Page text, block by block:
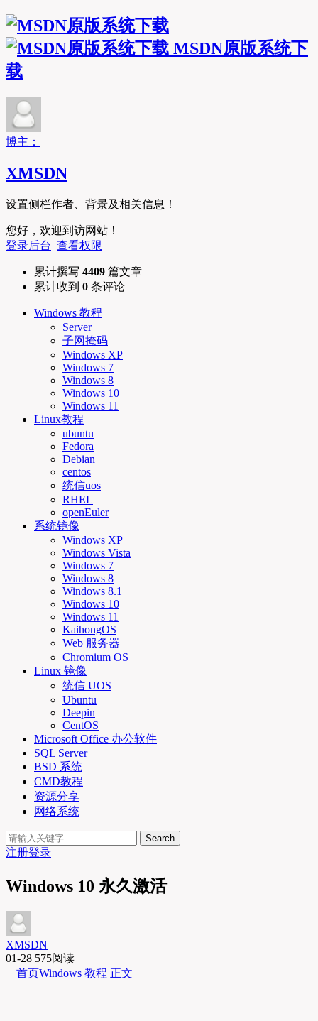
MSDN原版系统下
载
博主：
XMSDN
设置侧栏作者、背景及相关信息！
您好，欢迎到访网站！
登录后台 查看权限
累计撰写 4409 篇文章
累计收到 0 条评论
Windows 教程
Server
子网掩码
Windows XP
Windows 7
Windows 8
Windows 10
Windows 11
Linux教程
ubuntu
Fedora
Debian
centos
统信uos
RHEL
openEuler
系统镜像
Windows XP
Windows Vista
Windows 7
Windows 8
Windows 8.1
Windows 10
Windows 11
KaihongOS
Web 服务器
Chromium OS
Linux 镜像
统信 UOS
Ubuntu
Deepin
CentOS
Microsoft Office 办公软件
SQL Server
BSD 系统
CMD教程
资源分享
网络系统
Search
注册登录
Windows 10 永久激活
XMSDN
01-28 575阅读
首页Windows 教程 正文